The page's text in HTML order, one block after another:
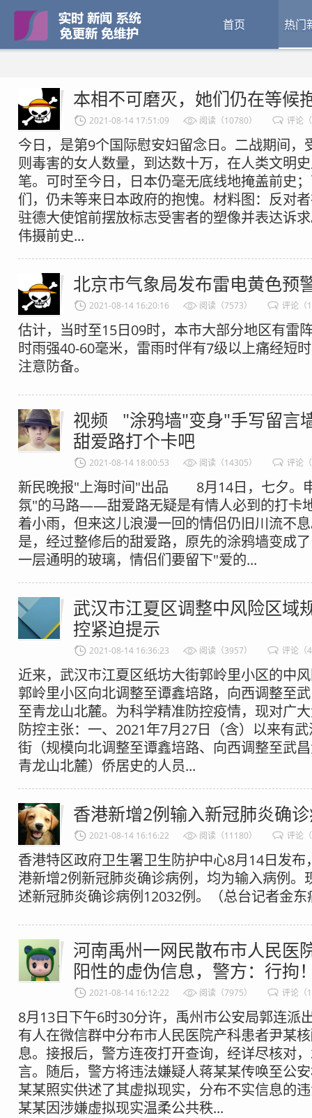
首页 热门
本相不可磨灭，她们仍在等候
2021-08-14 17:51:09 阅读（10780） 评论
今日，是第9个国际慰安妇留念日。二战期间，
则毒害的女人数量，到达数十万，在人类文明
笔。可时至今日，日本仍毫无底线地掩盖前史
们，仍未等来日本政府的抱愧。材料图：反对
驻德大使馆前摆放标志受害者的塑像并表达诉
伟摄前史...
北京市气象局发布雷电黄色预
2021-08-14 16:20:16 阅读（7573） 评论（
估计，当时至15日09时，本市大部分地区有雷
时雨强40-60毫米，雷雨时伴有7级以上痛经短
注意防备。
视频 "涂鸦墙"变身"手写留言
甜爱路打个卡吧
2021-08-14 18:00:53 阅读（14305） 评论
新民晚报"上海时间"出品 8月14日，七夕。
氛"的马路——甜爱路无疑是有情人必到的打卡
着小雨，但来这儿浪漫一回的情侣仍旧川流
是，经过整修后的甜爱路，原先的涂鸦墙变成
一层通明的玻璃，情侣们要留下"爱的...
武汉市江夏区调整中风险区域
控紧迫提示
2021-08-14 16:36:23 阅读（3957） 评论（
近来，武汉市江夏区纸坊大街郭岭里小区的中
郭岭里小区向北调整至谭鑫培路，向西调整至
至青龙山北麓。为科学精准防控疫情，现对广
防控主张：一、2021年7月27日（含）以来有
街（规模向北调整至谭鑫培路、向西调整至武
青龙山北麓）侨居史的人员...
香港新增2例输入新冠肺炎确
2021-08-14 16:16:22 阅读（11180） 评论
香港特区政府卫生署卫生防护中心8月14日发布
港新增2例新冠肺炎确诊病例，均为输入病例。
述新冠肺炎确诊病例12032例。（总台记者金东
河南禹州一网民散布市人民医
阳性的虚伪信息，警方：行拘
2021-08-14 16:12:22 阅读（7975） 评论（
8月13日下午6时30分许，禹州市公安局郭连派
有人在微信群中分布市人民医院产科患者尹某
息。接报后，警方连夜打开查询，经详尽核对
言。随后，警方将违法嫌疑人蒋某某传唤至公
某某照实供述了其虚拟现实，分布不实信息的
某某因涉嫌虚拟现实温柔公共秩...